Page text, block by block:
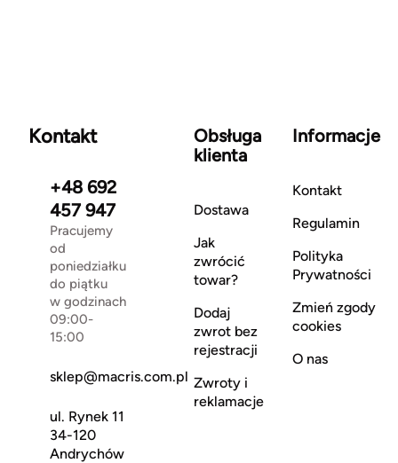
Kontakt
+48 692
457 947
Pracujemy
od
poniedziałku
do piątku
w godzinach
09:00-
15:00
sklep@macris.com.pl
ul. Rynek 11
34-120
Andrychów
Obsługa
klienta
Dostawa
Jak
zwrócić
towar?
Dodaj
zwrot bez
rejestracji
Zwroty i
reklamacje
Informacje
Kontakt
Regulamin
Polityka
Prywatności
Zmień zgody
cookies
O nas